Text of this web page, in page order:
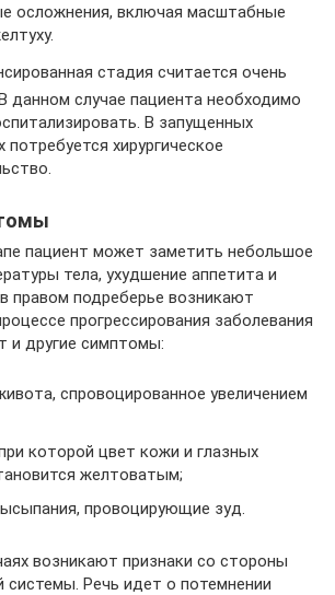
осложнения, включая масштабные
стадия считается очень
данном случае пациента необходимо
В запущенных
потребуется хирургическое
пациент может заметить небольшое
тела, ухудшение аппетита и
правом подреберье возникают
прогрессирования заболевания
и другие симптомы:
спровоцированное увеличением
которой цвет кожи и глазных
желтоватым;
провоцирующие зуд.
возникают признаки со стороны
системы. Речь идет о потемнении